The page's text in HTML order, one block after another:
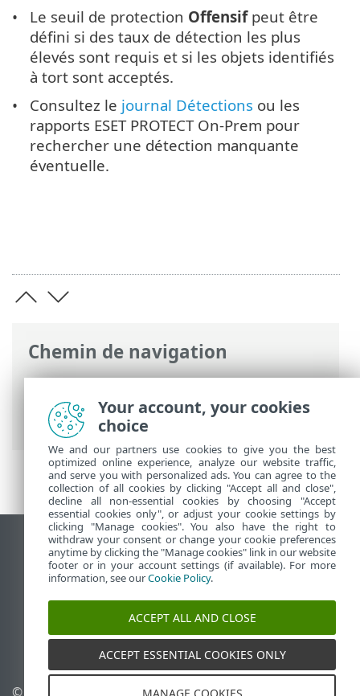
Chemin de navigation
Aide en ligne ESET>ESET Endpoint
Antivirus
>Configuration avancée>
Protections
Le seuil de protection Offensifpeut être
défini si des taux de détection les plus
élevés sont requis et si les objets identifiés
à tort sont acceptés.
Consultez le journal Détections ou les
rapports ESET PROTECT On-Prem pour
rechercher une détection manquante
éventuelle.
Afficher le site des postes de travail
End of Life
Base de connaissances ESET
Forum ESET
ESET Status Portal
Support régional
© 1992 - 2026 ESET, spol. s
Your account, your cookies
choice
We and our partners use cookies to give you the best
optimized online experience, analyze our website traffic,
and serve you with personalized ads. You can agree to the
collection of all cookies by clicking "Accept all and close",
decline all non-essential cookies by choosing "Accept
essential cookies only", or adjust your cookie settings by
clicking "Manage cookies". You also have the right to
withdraw your consent or change your cookie preferences
anytime by clicking the "Manage cookies" link in our website
footer or in your account settings (if available). For more
information, see ourCookie Policy.
ACCEPT ALL AND CLOSE
ACCEPT ESSENTIAL COOKIES ONLY